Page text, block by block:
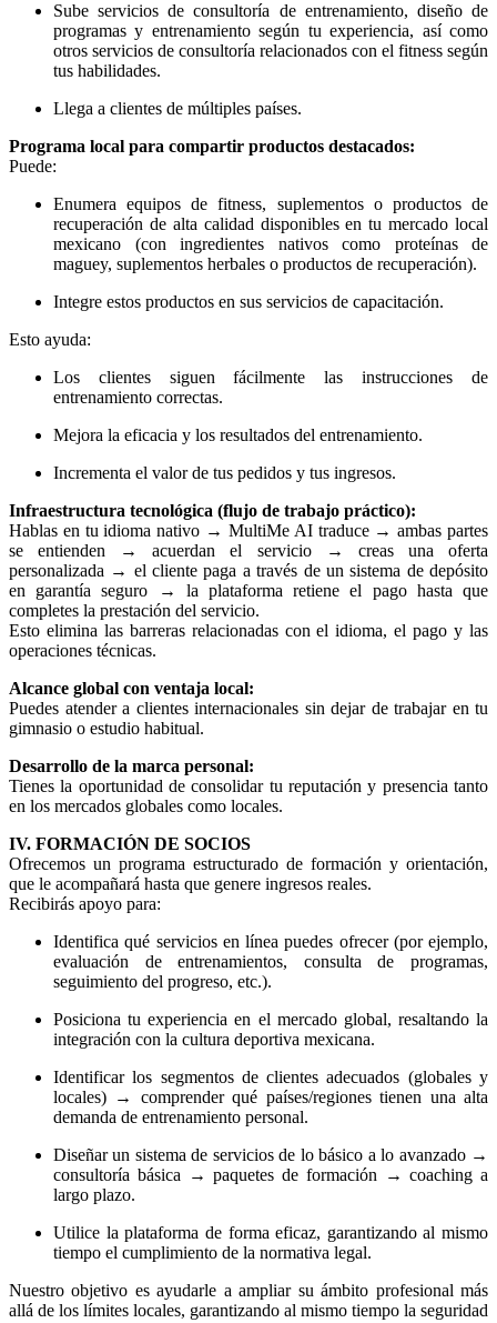
Sube servicios de consultoría de entrenamiento, diseño de
programas y entrenamiento según tu experiencia, así como
otros servicios de consultoría relacionados con el fitness según
tus habilidades.
Llega a clientes de múltiples países.
Programa local para compartir productos destacados:
Puede:
Enumera equipos de fitness, suplementos o productos de
recuperación de alta calidad disponibles en tu mercado local
mexicano (con ingredientes nativos como proteínas de
maguey, suplementos herbales o productos de recuperación).
Integre estos productos en sus servicios de capacitación.
Esto ayuda:
Los clientes siguen fácilmente las instrucciones de
entrenamiento correctas.
Mejora la eficacia y los resultados del entrenamiento.
Incrementa el valor de tus pedidos y tus ingresos.
Infraestructura tecnológica (flujo de trabajo práctico):
Hablas en tu idioma nativo → MultiMe AI traduce → ambas partes
se entienden → acuerdan el servicio → creas una oferta
personalizada → el cliente paga a través de un sistema de depósito
en garantía seguro → la plataforma retiene el pago hasta que
completes la prestación del servicio.
Esto elimina las barreras relacionadas con el idioma, el pago y las
operaciones técnicas.
Alcance global con ventaja local:
Puedes atender a clientes internacionales sin dejar de trabajar en tu
gimnasio o estudio habitual.
Desarrollo de la marca personal:
Tienes la oportunidad de consolidar tu reputación y presencia tanto
en los mercados globales como locales.
IV. FORMACIÓN DE SOCIOS
Ofrecemos un programa estructurado de formación y orientación,
que le acompañará hasta que genere ingresos reales.
Recibirás apoyo para:
Identifica qué servicios en línea puedes ofrecer (por ejemplo,
evaluación de entrenamientos, consulta de programas,
seguimiento del progreso, etc.).
Posiciona tu experiencia en el mercado global, resaltando la
integración con la cultura deportiva mexicana.
Identificar los segmentos de clientes adecuados (globales y
locales) → comprender qué países/regiones tienen una alta
demanda de entrenamiento personal.
Diseñar un sistema de servicios de lo básico a lo avanzado →
consultoría básica → paquetes de formación → coaching a
largo plazo.
Utilice la plataforma de forma eficaz, garantizando al mismo
tiempo el cumplimiento de la normativa legal.
Nuestro objetivo es ayudarle a ampliar su ámbito profesional más
allá de los límites locales, garantizando al mismo tiempo la seguridad